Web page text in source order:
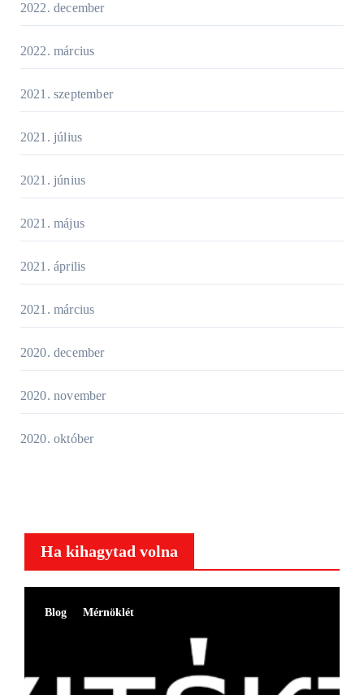
2022. december
2022. március
2021. szeptember
2021. július
2021. június
2021. május
2021. április
2021. március
2020. december
2020. november
2020. október
Ha kihagytad volna
Blog Mérnöklét